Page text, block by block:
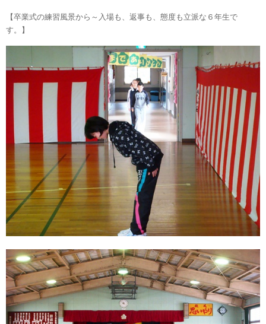
【卒業式の練習風景から～入場も、返事も、態度も立派な６年生で
す。】